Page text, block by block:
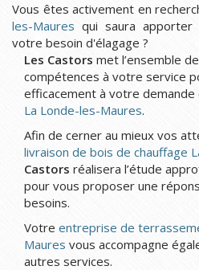
Vous êtes activement en
les-Maures qui saura apporter
votre besoin d'élagage ?
Les Castors met l’ensemble
compétences à votre service
efficacement à votre demande
La Londe-les-Maures.
Afin de cerner au mieux vos
livraison de bois de chauffage
Castors réalisera l’étude
pour vous proposer une
besoins.
Votre entreprise de
Maures vous accompagne
autres services.